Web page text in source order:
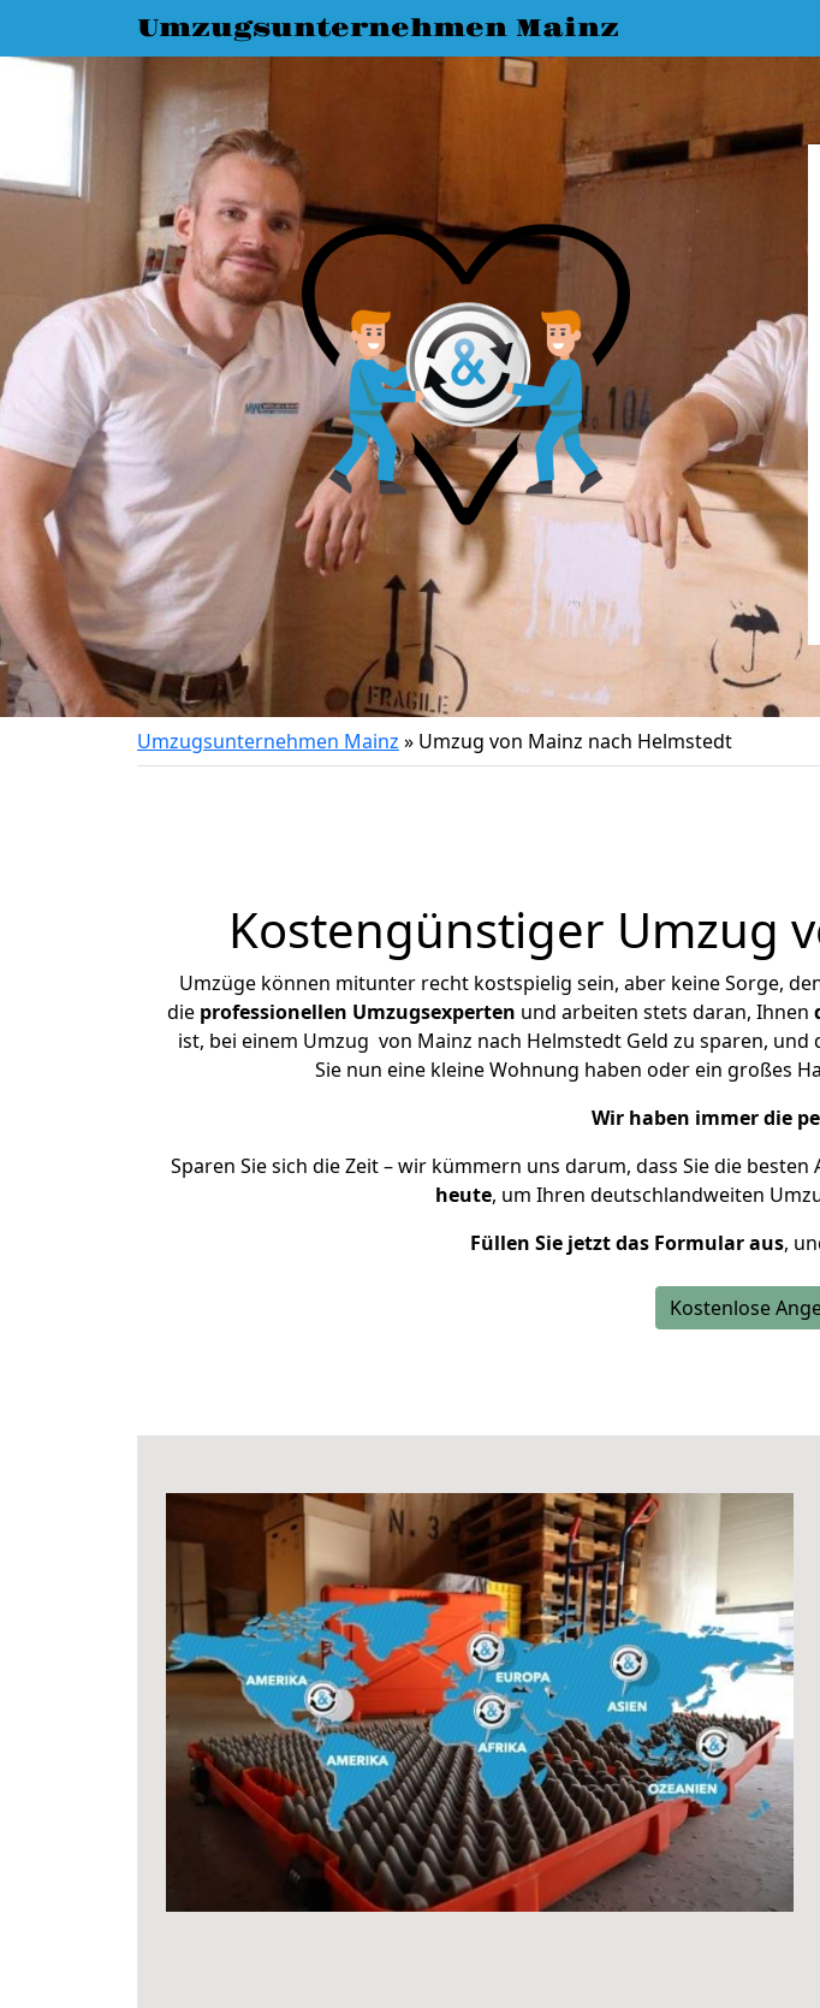
Umzugsunternehmen Mainz
Umzugsunternehmen Mainz » Umzug von Mainz nach Helmstedt
Kostengünstiger Umzug
Umzüge können mitunter recht kostspielig sein, aber keine Sorge,
die professionellen Umzugsexperten und arbeiten stets daran, Ihnen
ist, bei einem Umzug von Mainz nach Helmstedt Geld zu sparen,
Sie nun eine kleine Wohnung haben oder ein großes
Wir haben immer die
Sparen Sie sich die Zeit – wir kümmern uns darum, dass Sie die
heute, um Ihren deutschlandweiten
Füllen Sie jetzt das Formular aus,
Kostenlose